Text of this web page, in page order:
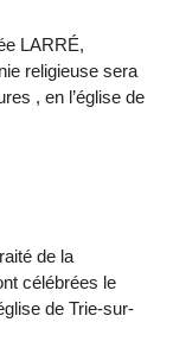
LARRÉ,
religieuse sera
, en l’église de
de la
célébrées le
de Trie-sur-